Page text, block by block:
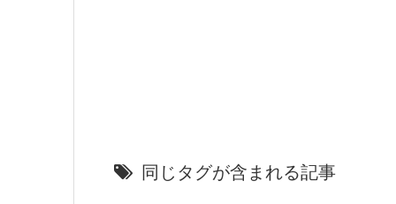
同じタグが含まれる記事